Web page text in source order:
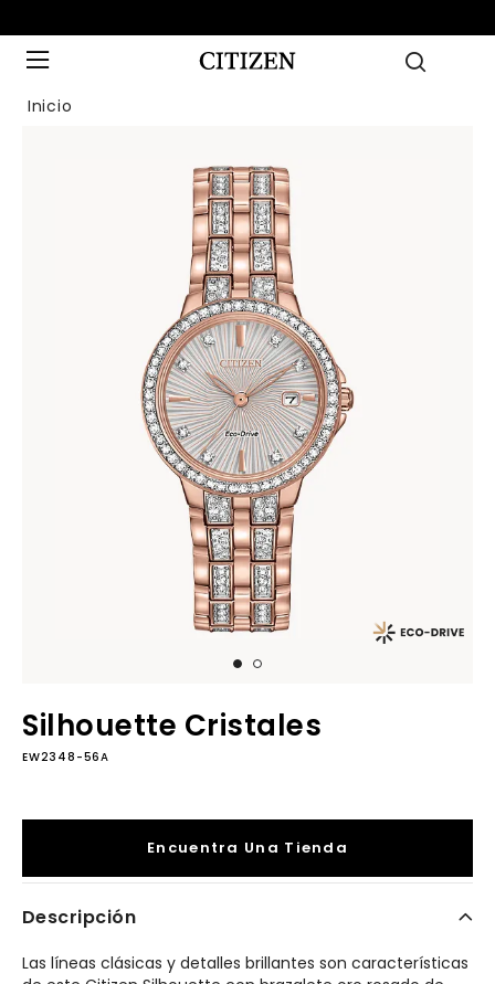
Inicio
Silhouette Cristales
EW2348-56A
Encuentra Una Tienda
Descripción
Las líneas clásicas y detalles brillantes son características